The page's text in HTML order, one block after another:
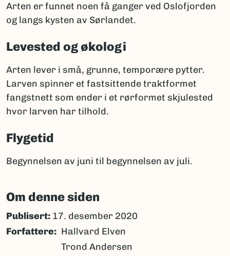
Arten er funnet noen få ganger ved Oslofjorden
og langs kysten av Sørlandet.
Levested og økologi
Arten lever i små, grunne, temporære pytter.
Larven spinner et fastsittende traktformet
fangstnett som ender i et rørformet skjulested
hvor larven har tilhold.
Flygetid
Begynnelsen av juni til begynnelsen av juli.
Om denne siden
Publisert: 17. desember 2020
Forfattere
Hallvard Elven
Trond Andersen